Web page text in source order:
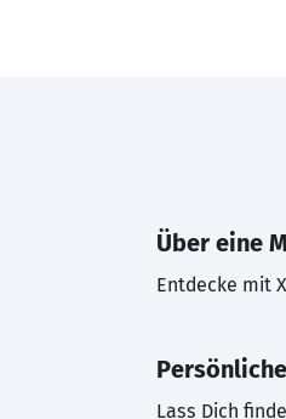
Über eine
Entdecke mit
Lass Dich